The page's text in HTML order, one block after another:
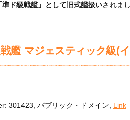
準ド級戦艦」として旧式艦扱いされま
艦 マジェスティック級(
301423, パブリック・ドメイン, Link